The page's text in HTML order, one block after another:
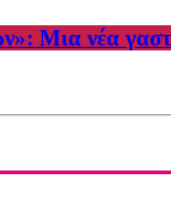
Μια νέα